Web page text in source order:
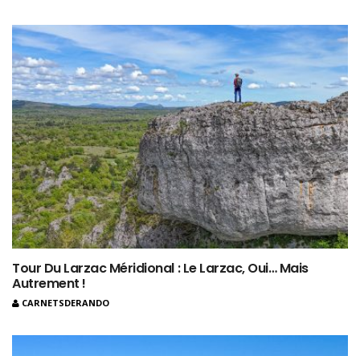
Tour Du Larzac Méridional : Le Larzac, Oui… Mais
Autrement !
CARNETSDERANDO